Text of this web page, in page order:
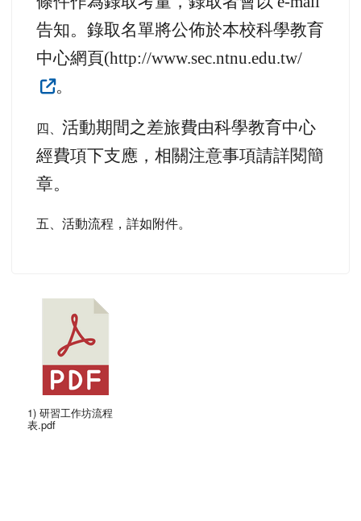
告知。錄取名單將公佈於本校科學教育
中心網頁(http://www.sec.ntnu.edu.tw/
。
四、 活動期間之差旅費由科學教育中心
經費項下支應，相關注意事項請詳閱簡
章。
五、活動流程，詳如附件。
1) 研習工作坊流程
表.pdf